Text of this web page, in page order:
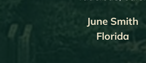
June Smith
Florida